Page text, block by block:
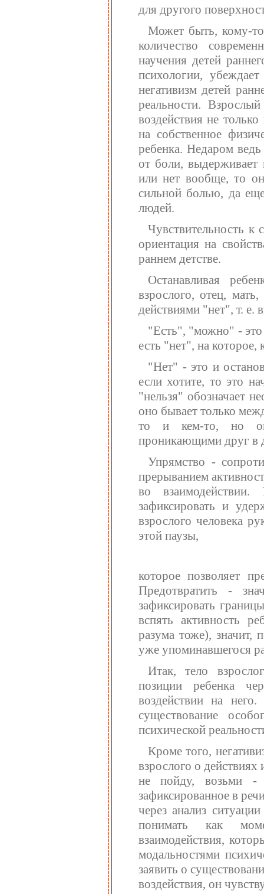
для другого
Может быть, кому-то
количество
научения детей
психологии,
негативизм детей
реальности.
воздействия не
на собственное
ребенка. Недаром
от боли, выдерживает
или нет вообще, то он
сильной болью, да
людей.
Чувствительность
ориентация на
раннем детстве.
Останавливая
взрослого, отец,
действиями "нет", т. е.
"Есть", "можно" - это
есть "нет", на которое,
"Нет" - это и
если хотите, то это
"нельзя" обозначает
оно бывает только
то и кем-то, но
проникающими друг в
Упрямство -
прерыванием
во
зафиксировать и
взрослого человека
этой паузы,
которое позволяет
Предотвратить -
зафиксировать
вспять активность
разума тоже), значит,
уже упоминавшегося
Итак, тело
позиции ребенка
воздействии на
существование
психической
Кроме того,
взрослого о
не пойду, возьми -
зафиксированное в
через анализ
понимать как
взаимодействия,
модальностями
заявить о
воздействия, он